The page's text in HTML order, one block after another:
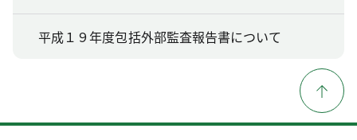
平成１９年度包括外部監査報告書について